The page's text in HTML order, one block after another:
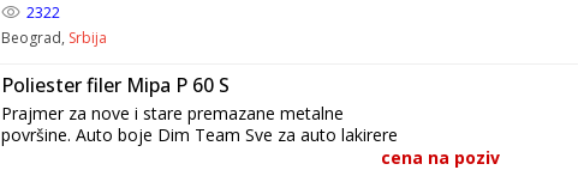
2322
Beograd, Srbija
Poliester filer Mipa P 60 S
Prajmer za nove i stare premazane metalne
površine. Auto boje Dim Team Sve za auto lakirere
cena na poziv